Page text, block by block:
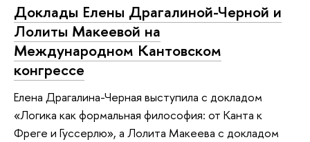
Доклады Елены Драгалиной-Черной и
Лолиты Макеевой на
Международном Кантовском
конгрессе
Елена Драгалина-Черная выступила с докладом
«Логика как формальная философия: от Канта к
Фреге и Гуссерлю», а Лолита Макеева с докладом